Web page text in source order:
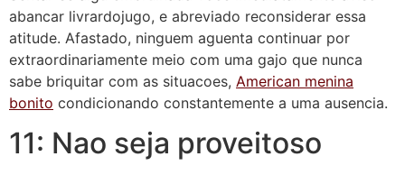
abancar livrardojugo, e abreviado reconsiderar essa
atitude. Afastado, ninguem aguenta continuar por
extraordinariamente meio com uma gajo que nunca
sabe briquitar com as situacoes, American menina
bonito condicionando constantemente a uma ausencia.
11: Nao seja proveitoso